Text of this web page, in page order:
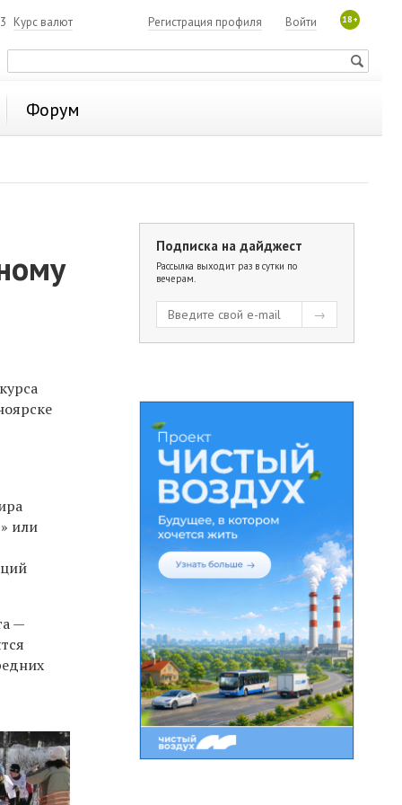
Курс валют 18+
Войти
Регистрация профиля
Форум
или
—
Подписка на дайджест
Рассылка выходит раз в сутки по
вечерам.